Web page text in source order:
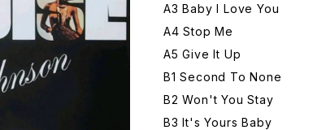
A3 Baby I Love You
A4 Stop Me
A5 Give It Up
B1 Second To None
B2 Won't You Stay
B3 It's Yours Baby